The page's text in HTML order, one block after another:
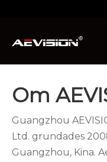
Om
Guangzhou
Ltd. grundades
Guangzhou, Kina.